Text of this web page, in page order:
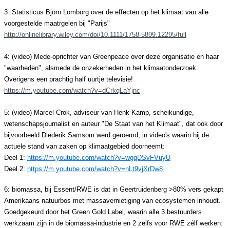
3: Statisticus Bjorn Lomborg over de effecten op het klimaat van alle
voorgestelde maatrgelen bij "Parijs"
http://onlinelibrary.wiley.com/doi/10.1111/1758-5899.12295/full
4: (video) Mede-oprichter van Greenpeace over deze organisatie en haar
"waarheden", alsmede de onzekerheden in het klimaatonderzoek.
Overigens een prachtig half uurtje televisie!
https://m.youtube.com/watch?v=dCrkqLaYjnc
5: (video) Marcel Crok, adviseur van Henk Kamp, scheikundige,
wetenschapsjournalist en auteur "De Staat van het Klimaat", dat ook door
bijvoorbeeld Diederik Samsom werd geroemd, in video's waarin hij de
actuele stand van zaken op klimaatgebied doorneemt:
Deel 1: https://m.youtube.com/watch?v=wgqDSvFVuyU
Deel 2: https://m.youtube.com/watch?v=nLt9vjXrDw8
6: biomassa, bij Essent/RWE is dat in Geertruidenberg >80% vers gekapt
Amerikaans natuurbos met massavernietiging van ecosystemen inhoudt.
Goedgekeurd door het Green Gold Label, waarin alle 3 bestuurders
werkzaam zijn in de biomassa-industrie en 2 zelfs voor RWE zélf werken: